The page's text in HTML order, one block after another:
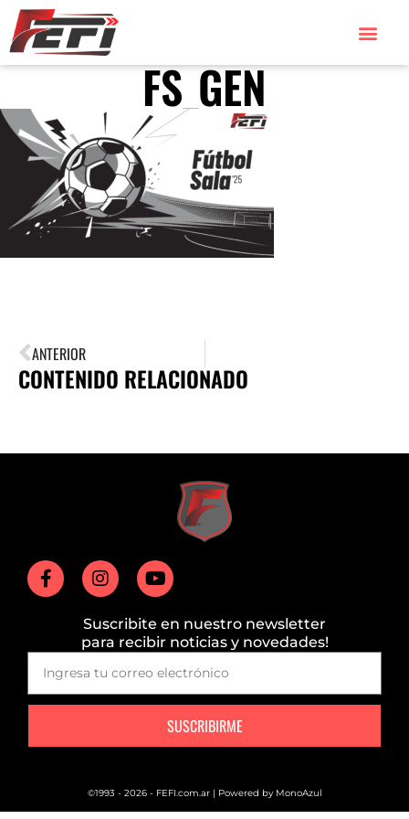
FS_GEN
ANTERIOR
CONTENIDO RELACIONADO
Suscribite en nuestro newsletter
para recibir noticias y novedades!
SUSCRIBIRME
©1993 - 2026 - FEFI.com.ar | Powered by MonoAzul